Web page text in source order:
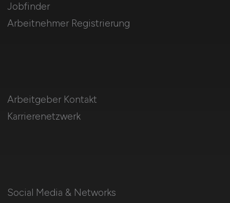
Jobfinder
Arbeitnehmer Registrierung
Social Media & Networks
Arbeitgeber Kontakt
Karrierenetzwerk